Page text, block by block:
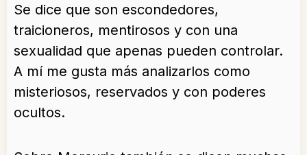
Se dice que son escondedores,
traicioneros, mentirosos y con una
sexualidad que apenas pueden controlar.
A mí me gusta más analizarlos como
misteriosos, reservados y con poderes
ocultos.